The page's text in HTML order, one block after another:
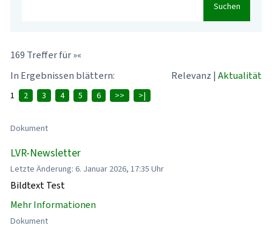
Suchen
169 Treffer für »«
In Ergebnissen blättern:
Relevanz | Aktualität
1 2 3 4 5 6 >> >|
Dokument
LVR-Newsletter
Letzte Änderung: 6. Januar 2026, 17:35 Uhr
Bildtext Test
Mehr Informationen
Dokument